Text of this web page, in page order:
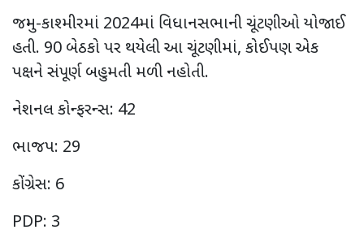
જમ્મુ-કાશ્મીરમાં 2024માં વિધાનસભાની ચૂંટણીઓ યોજાઈ
હતી. 90 બેઠકો પર થયેલી આ ચૂંટણીમાં, કોઈપણ એક
પક્ષને સંપૂર્ણ બહુમતી મળી નહોતી.
નેશનલ કોન્ફરન્સ: 42
ભાજપ: 29
કોંગ્રેસ: 6
PDP: 3